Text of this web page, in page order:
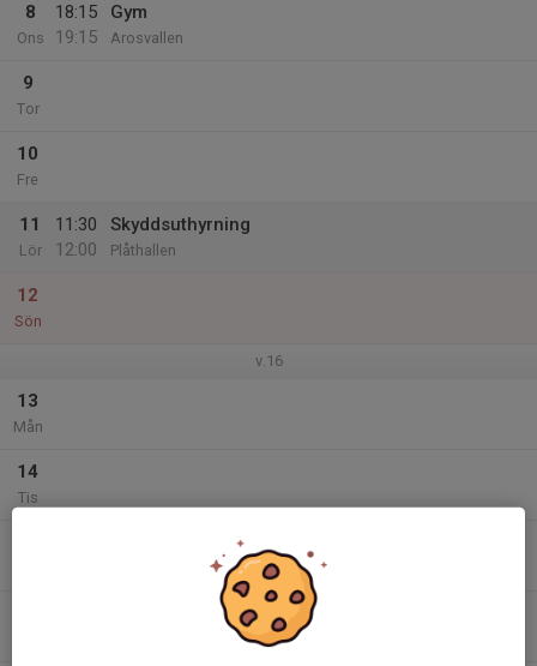
8
Ons
18:15
19:15
Gym
Arosvallen
9
Tor
10
Fre
11
Lör
11:30
12:00
Skyddsuthyrning
Plåthallen
12
Sön
v.16
13
Mån
14
Tis